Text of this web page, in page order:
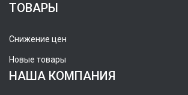
ТОВАРЫ
Снижение цен
Новые товары
НАША КОМПАНИЯ